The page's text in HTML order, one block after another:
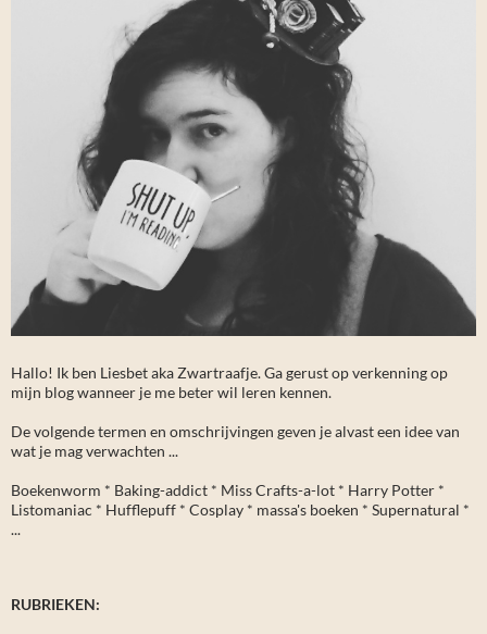
Hallo! Ik ben Liesbet aka Zwartraafje. Ga gerust op verkenning op
mijn blog wanneer je me beter wil leren kennen.
De volgende termen en omschrijvingen geven je alvast een idee van
wat je mag verwachten ...
Boekenworm * Baking-addict * Miss Crafts-a-lot * Harry Potter *
Listomaniac * Hufflepuff * Cosplay * massa's boeken * Supernatural *
...
RUBRIEKEN: